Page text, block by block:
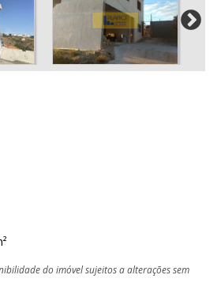
do imóvel sujeitos a alterações sem